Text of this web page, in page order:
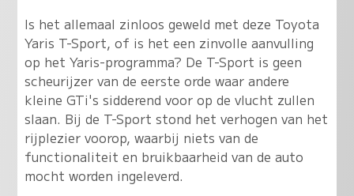
Is het allemaal zinloos geweld met deze Toyota
Yaris T-Sport, of is het een zinvolle aanvulling
op het Yaris-programma? De T-Sport is geen
scheurijzer van de eerste orde waar andere
kleine GTi's sidderend voor op de vlucht zullen
slaan. Bij de T-Sport stond het verhogen van het
rijplezier voorop, waarbij niets van de
functionaliteit en bruikbaarheid van de auto
mocht worden ingeleverd.